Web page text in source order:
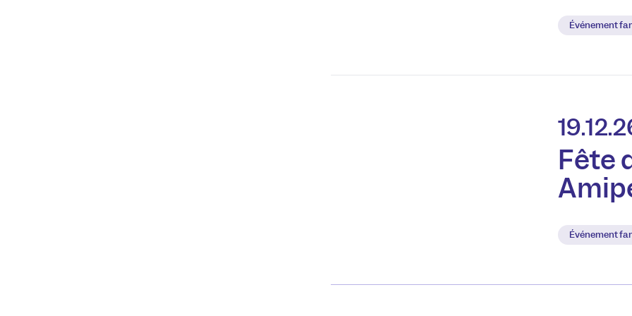
Événement
Fête
Événement